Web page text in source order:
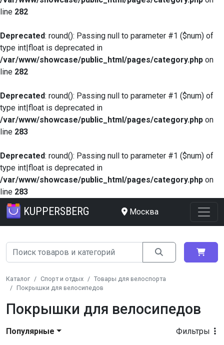
line 282
Deprecated: round(): Passing null to parameter #1 ($num) of
type int|float is deprecated in
/var/www/showcase/public_html/pages/category.php on
line 282
Deprecated: round(): Passing null to parameter #1 ($num) of
type int|float is deprecated in
/var/www/showcase/public_html/pages/category.php on
line 283
Deprecated: round(): Passing null to parameter #1 ($num) of
type int|float is deprecated in
/var/www/showcase/public_html/pages/category.php on
line 283
KUPPERSBERG Москва
Каталог Спорт и отдых
Товары для велоспорта
Покрышки для велосипедов
Покрышки для велосипедов
Фильтры
Популярные